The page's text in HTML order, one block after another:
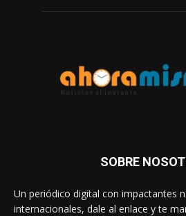
SOBRE
Un periódico digital con impactantes
internacionales, dale al enlace y te